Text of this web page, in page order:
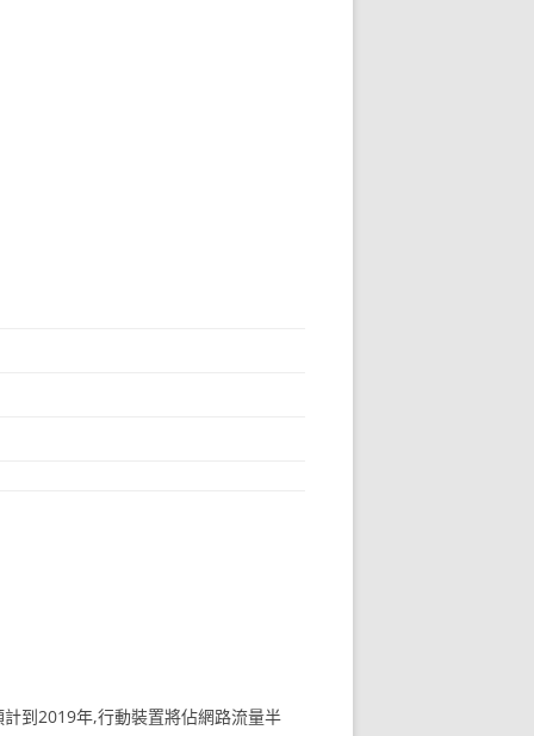
到2019年,行動裝置將佔網路流量半